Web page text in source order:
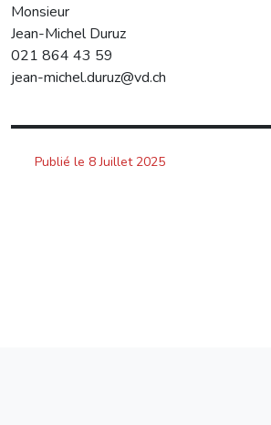
Monsieur
Jean-Michel Duruz
021 864 43 59
jean-michel.duruz@vd.ch
Publié le 8 Juillet 2025